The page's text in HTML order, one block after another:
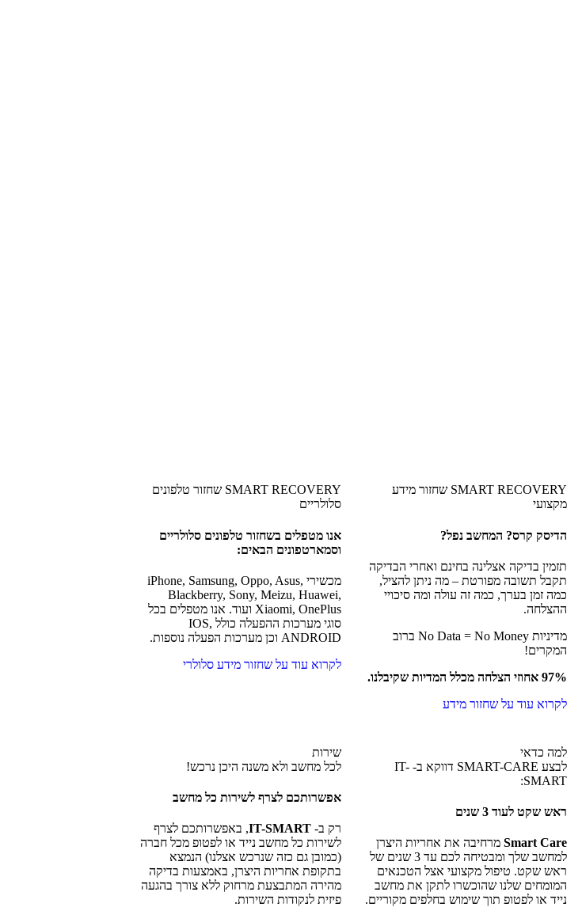
SMART RECOVERY שחזור מידע
מקצועי
הדיסק קרס? המחשב נפל?
תזמין בדיקה אצלינה בחינם ואחרי הבדיקה
תקבל תשובה מפורטת – מה ניתן להציל,
כמה זמן בערך, כמה זה עולה ומה סיכויי
ההצלחה.
מדיניות No Data = No Money ברוב
המקרים!
97% אחוזי הצלחה מכלל המדיות שקיבלנו.
לקרוא עוד על שחזור מידע
SMART RECOVERY שחזור טלפונים
סלולריים
אנו מטפלים בשחזור טלפונים סלולריים
וסמארטפונים הבאים:
מכשירי iPhone, Samsung, Oppo, Asus,
Blackberry, Sony, Meizu, Huawei,
Xiaomi, OnePlus ועוד. אנו מטפלים בכל
סוגי מערכות ההפעלה כולל IOS,
ANDROID וכן מערכות הפעלה נוספות.
לקרוא עוד על שחזור מידע סלולרי
למה כדאי
לבצע SMART-CARE דווקא ב- IT-
SMART:
ראש שקט לעוד 3 שנים
Smart Care מרחיבה את אחריות היצרן
למחשב שלך ומבטיחה לכם עד 3 שנים של
ראש שקט. טיפול מקצועי אצל הטכנאים
המומחים שלנו שהוכשרו לתקן את מחשב
נייד או לפטופ תוך שימוש בחלפים מקוריים.
שירות
לכל מחשב ולא משנה היכן נרכש!
אפשרותכם לצרף לשירות כל מחשב
רק ב- IT-SMART, באפשרותכם לצרף
לשירות כל מחשב נייד או לפטופ מכל חברה
(כמובן גם כזה שנרכש אצלנו) הנמצא
בתקופת אחריות היצרן, באמצעות בדיקה
מהירה המתבצעת מרחוק ללא צורך בהגעה
פיזית לנקודות השירות.